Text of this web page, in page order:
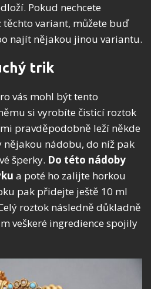
Pokud nechcete
variant, můžete buď
najít nějakou jinou variantu.
trik
vás mohl být tento
si vyrobíte čisticí roztok
pravděpodobně leží někde
nějakou nádobu, do níž pak
šperky. Do této nádoby
a poté ho zalijte horkou
pak přidejte ještě 10 ml
roztok následně důkladně
veškeré ingredience spojily